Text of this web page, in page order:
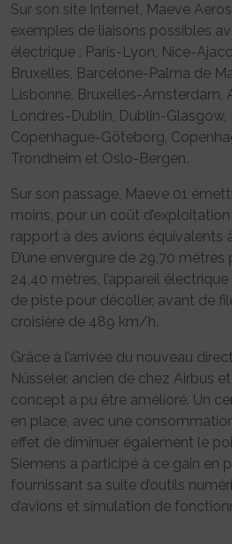
Sur son site Internet, Maeve
exemples de liaisons possibles
électrique : Paris-Lyon, Nice-
Bruxelles, Barcelone-Palma de
Lisbonne, Bruxelles-Amsterdam,
Londres-Dublin, Dublin-Glasgow,
Copenhague-Göteborg,
Trondheim et Oslo-Bergen.
Sur son passage, Maeve 01
moins, pour un coût
rapport à des avions équivalents
D’une envergure de 29,70
24,40 mètres, l’appareil
de piste pour décoller, avant de
croisière de 489 km/h.
Grâce à l’arrivée du nouveau
Nüsseler, ancien de chez Airbus
concept a pu être amélioré. Un
en place, avec une
effet de diminuer également le
Siemens a participé à ce gain en
fournissant sa suite d’outils
d’avions et simulation de